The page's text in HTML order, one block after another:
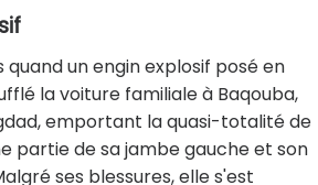
quand un engin explosif posé en
la voiture familiale à Baqouba,
emportant la quasi-totalité de
partie de sa jambe gauche et son
ses blessures, elle s'est